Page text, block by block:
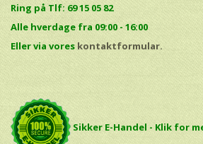
Ring på Tlf: 69 15 05 82
Alle hverdage fra 09:00 - 16:00
Eller via vores kontaktformular.
Sikker E-Handel - Klik for